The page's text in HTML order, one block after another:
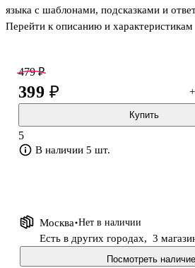
языка с шаблонами, подсказками и
Перейти к описанию и характеристикам
479 ₽
399 ₽
Купить
5
В наличии 5 шт.
Москва Нет в наличии
Есть в других городах, 3
Посмотреть наличие